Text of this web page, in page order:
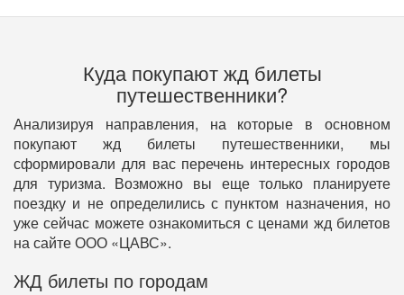
Куда покупают жд билеты
путешественники?
Анализируя направления, на которые в основном
покупают жд билеты путешественники, мы
сформировали для вас перечень интересных городов
для туризма. Возможно вы еще только планируете
поездку и не определились с пунктом назначения, но
уже сейчас можете ознакомиться с ценами жд билетов
на сайте ООО «ЦАВС».
ЖД билеты по городам